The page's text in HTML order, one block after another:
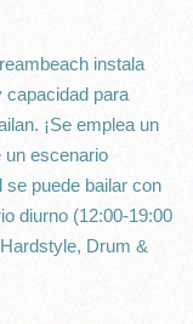
instala
capacidad para
¡Se emplea un
un escenario
puede bailar con
diurno (12:00-19:00
Drum &